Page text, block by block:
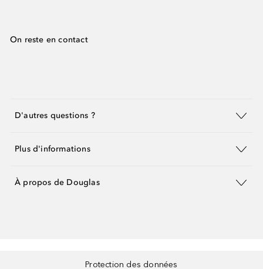
On reste en contact
D'autres questions ?
Plus d'informations
À propos de Douglas
Protection des données